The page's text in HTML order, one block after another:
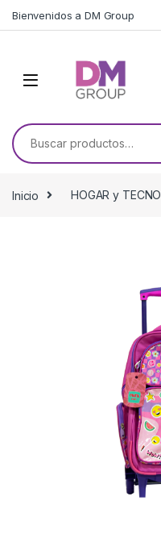
Bienvenidos a DM Group
Buscar por:
Inicio HOGAR y TECNO